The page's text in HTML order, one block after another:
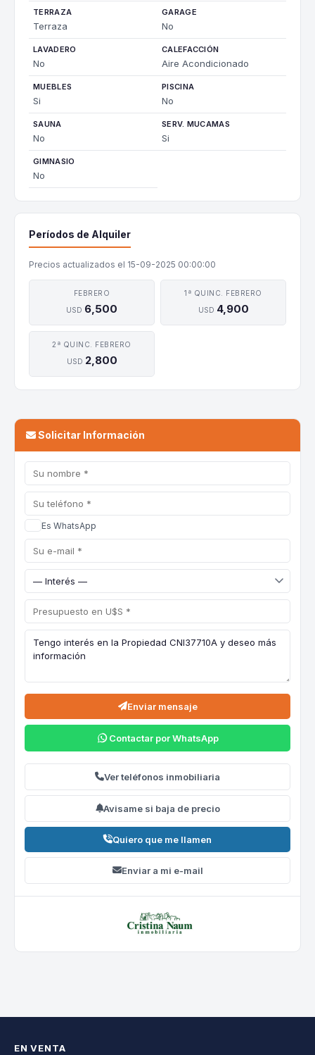
TERRAZA
Terraza
GARAGE
No
LAVADERO
No
CALEFACCIÓN
Aire Acondicionado
MUEBLES
Si
PISCINA
No
SAUNA
No
SERV. MUCAMAS
Si
GIMNASIO
No
Períodos de Alquiler
Precios actualizados el 15-09-2025 00:00:00
FEBRERO
USD 6,500
1ª QUINC. FEBRERO
USD 4,900
2ª QUINC. FEBRERO
USD 2,800
Solicitar Información
Es WhatsApp
Enviar mensaje
Contactar por WhatsApp
Ver teléfonos inmobiliaria
Avisame si baja de precio
Quiero que me llamen
Enviar a mi e-mail
EN VENTA